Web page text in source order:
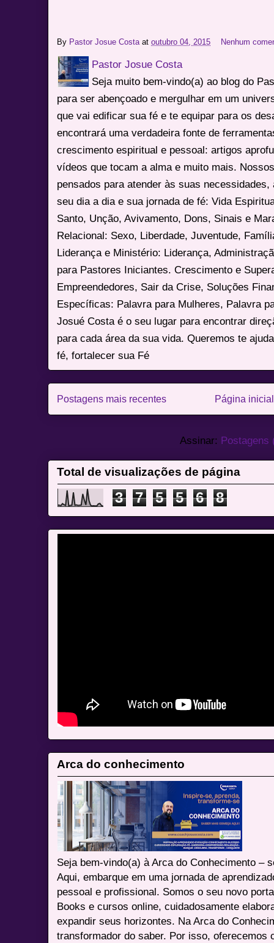
By Pastor Josue Costa atoutubro 04, 2015 Nenhum
Pastor Josue Costa
Seja muito bem-vindo(a) ao blog do
para ser abençoado e mergulhar em um
que vai edificar sua fé e te equipar para os
encontrará uma verdadeira fonte de
crescimento espiritual e pessoal: artigos
vídeos que tocam a alma e muito mais.
pensados para atender às suas
seu dia a dia e sua jornada de fé: Vida
Santo, Unção, Avivamento, Dons, Sinais e
Relacional: Sexo, Liberdade, Juventude,
Liderança e Ministério: Liderança,
para Pastores Iniciantes. Crescimento e
Empreendedores, Sair da Crise, Soluções
Específicas: Palavra para Mulheres, Palavra
Josué Costa é o seu lugar para encontrar
para cada área da sua vida. Queremos te
fé, fortalecer sua Fé
Postagens mais recentes Página inicial
Assinar: Postagens
Total de visualizações de página
3 7 5 5 6 8
Arca do conhecimento
Seja bem-vindo(a) à Arca do Conhecimento –
Aqui, embarque em uma jornada de
pessoal e profissional. Somos o seu novo
Books e cursos online, cuidadosamente
expandir seus horizontes. Na Arca do
transformador do saber. Por isso, oferecemos